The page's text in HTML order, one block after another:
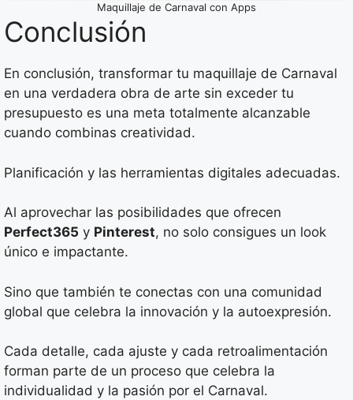
Maquillaje de Carnaval con Apps
Conclusión
En conclusión, transformar tu maquillaje de Carnaval
en una verdadera obra de arte sin exceder tu
presupuesto es una meta totalmente alcanzable
cuando combinas creatividad.
Planificación y las herramientas digitales adecuadas.
Al aprovechar las posibilidades que ofrecen
Perfect365 y Pinterest, no solo consigues un look
único e impactante.
Sino que también te conectas con una comunidad
global que celebra la innovación y la autoexpresión.
Cada detalle, cada ajuste y cada retroalimentación
forman parte de un proceso que celebra la
individualidad y la pasión por el Carnaval.